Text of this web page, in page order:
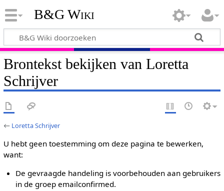
B&G Wiki
Brontekst bekijken van Loretta
Schrijver
← Loretta Schrijver
U hebt geen toestemming om deze pagina te bewerken,
want:
De gevraagde handeling is voorbehouden aan gebruikers
in de groep emailconfirmed.